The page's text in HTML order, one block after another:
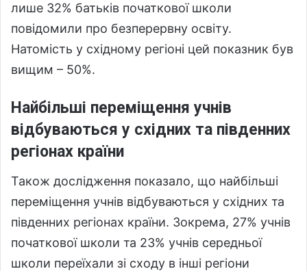
лише 32% батьків початкової школи
повідомили про безперервну освіту.
Натомість у східному регіоні цей показник був
вищим – 50%.
Найбільші переміщення учнів
відбуваються у східних та південних
регіонах країни
Також дослідження показало, що найбільші
переміщення учнів відбуваються у східних та
південних регіонах країни. Зокрема, 27% учнів
початкової школи та 23% учнів середньої
школи переїхали зі сходу в інші регіони